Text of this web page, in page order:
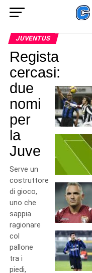
JUVENTUS
Regista
cercasi:
due
nomi
per
la
Juve
Serve un
costruttore
di gioco,
uno che
sappia
ragionare
col
pallone
tra i
piedi,